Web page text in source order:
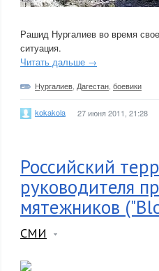
Рашид Нургалиев во время
ситуация.
Читать дальше →
Нургалиев Дагестан боевики
kokakola 27 июня 2011, 21:28
Российский
руководителя
мятежников
СМИ